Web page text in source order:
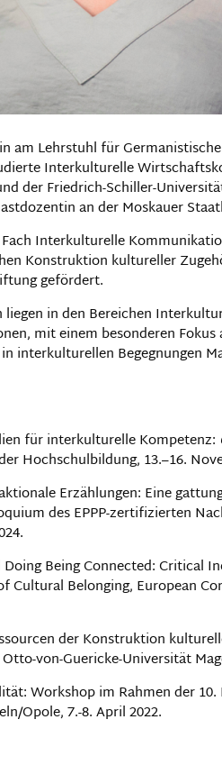
am Lehrstuhl für
Interkulturelle
der Friedrich-Schiller-
an der Moskauer
Interkulturelle
Konstruktion kultureller
gefördert.
liegen in den Bereichen
mit einem besonderen
interkulturellen Begegnungen
für interkulturelle Kompetenz:
Hochschulbildung, 13.–16.
Erzählungen: Eine
des EPPP-zertifizierten
Being Connected: Critical
Belonging, European
der Konstruktion
von-Guericke-Universität
Workshop im Rahmen der
Opole, 7.-8. April 2022.